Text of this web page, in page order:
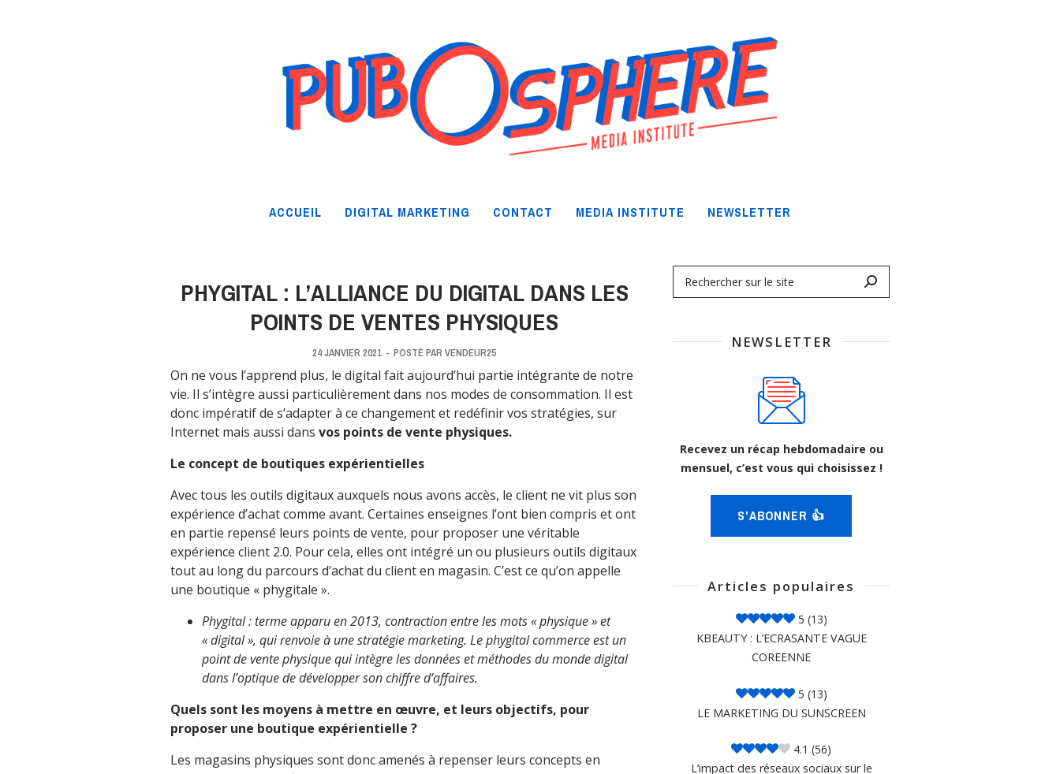
ACCUEIL DIGITAL MARKETING CONTACT MEDIA INSTITUTE NEWSLETTER
PHYGITAL : L’ALLIANCE DU DIGITAL DANS LES
POINTS DE VENTES PHYSIQUES
24 JANVIER 2021 - POSTÉ PARVENDEUR25
On ne vous l’apprend plus, le digital fait aujourd’hui partie intégrante de notre
vie. Il s’intègre aussi particulièrement dans nos modes de consommation. Il est
donc impératif de s’adapter à ce changement et redéfinir vos stratégies, sur
Internet mais aussi dans vos points de vente physiques.
Le concept de boutiques expérientielles
Avec tous les outils digitaux auxquels nous avons accès, le client ne vit plus son
expérience d’achat comme avant. Certaines enseignes l’ont bien compris et ont
en partie repensé leurs points de vente, pour proposer une véritable
expérience client 2.0. Pour cela, elles ont intégré un ou plusieurs outils digitaux
tout au long du parcours d’achat du client en magasin. C’est ce qu’on appelle
une boutique « phygitale ».
Phygital : terme apparu en 2013, contraction entre les mots « physique » et
« digital », qui renvoie à une stratégie marketing. Le phygital commerce est un
point de vente physique qui intègre les données et méthodes du monde digital
dans l’optique de développer son chiffre d’affaires.
Quels sont les moyens à mettre en œuvre, et leurs objectifs, pour
proposer une boutique expérientielle ?
Les magasins physiques sont donc amenés à repenser leurs concepts en
NEWSLETTER
Recevez un récap hebdomadaire ou
mensuel, c’est vous qui choisissez !
S'ABONNER 👍
Articles populaires
5 (13)
KBEAUTY : L’ECRASANTE VAGUE
COREENNE
5 (13)
LE MARKETING DU SUNSCREEN
4.1 (56)
L’impact des réseaux sociaux sur le